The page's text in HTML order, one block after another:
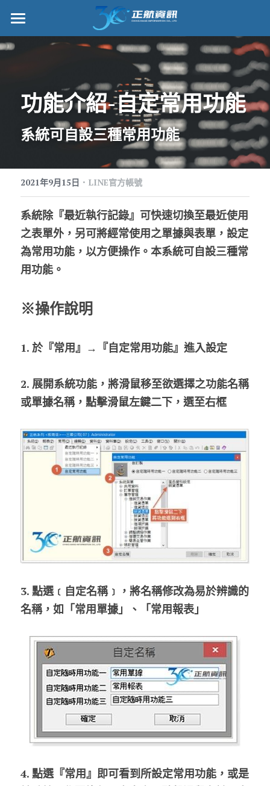
正航首頁
管理功能
標竿客戶
客戶服務
正航願景
關於正航
工作機會
隱私權政策指南
聯絡正航
搜索
功能介紹-自定常用功能
系統可自設三種常用功能
2021年9月15日 · LINE官方帳號
系統除『最近執行記錄』可快速切換至最近使用
之表單外，另可將經常使用之單據與表單，設定
為常用功能，以方便操作。本系統可自設三種常
用功能。
※操作說明
1. 於『常用』→『自定常用功能』進入設定
2. 展開系統功能，將滑鼠移至欲選擇之功能名稱
或單據名稱，點擊滑鼠左鍵二下，選至右框
3. 點選﹝自定名稱﹞，將名稱修改為易於辨識的
名稱，如「常用單據」、「常用報表」
4. 點選『常用』即可看到所設定常用功能，或是